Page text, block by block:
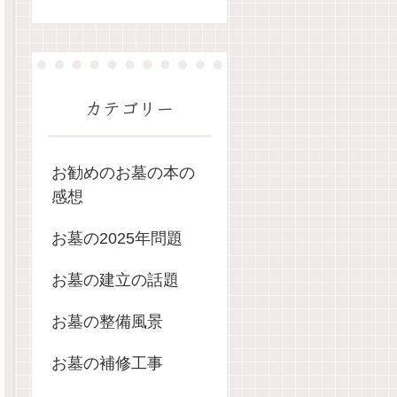
カテゴリー
お勧めのお墓の本の
感想
お墓の2025年問題
お墓の建立の話題
お墓の整備風景
お墓の補修工事